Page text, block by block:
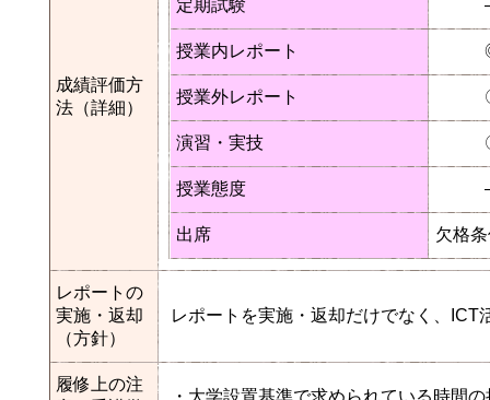
成績評価方
法（詳細）
定期試験
授業内レポート
授業外レポート
演習・実技
授業態度
出席 欠格
レポートの
実施・返却
（方針）
レポートを実施・返却だけでなく、
履修上の注
・大学設置基準で求められている時間